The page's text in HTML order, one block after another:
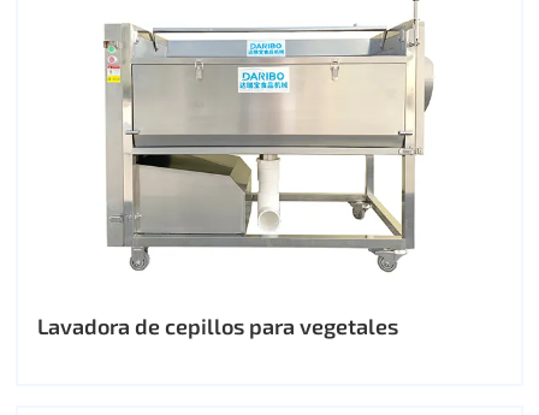
Lavadora de cepillos para vegetales